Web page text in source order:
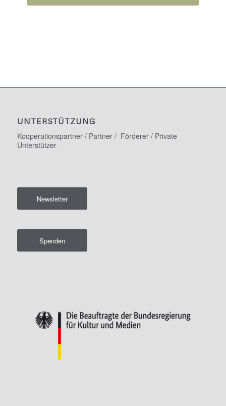
UNTERSTÜTZUNG
Kooperationspartner / Partner / Förderer / Private
Unterstützer
Newsletter
Spenden